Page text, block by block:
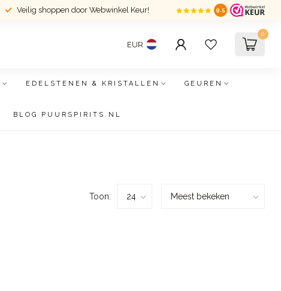
Veilig shoppen door Webwinkel Keur! 9.5
EUR
0
EDELSTENEN & KRISTALLEN GEUREN
BLOG PUURSPIRITS.NL
Toon: